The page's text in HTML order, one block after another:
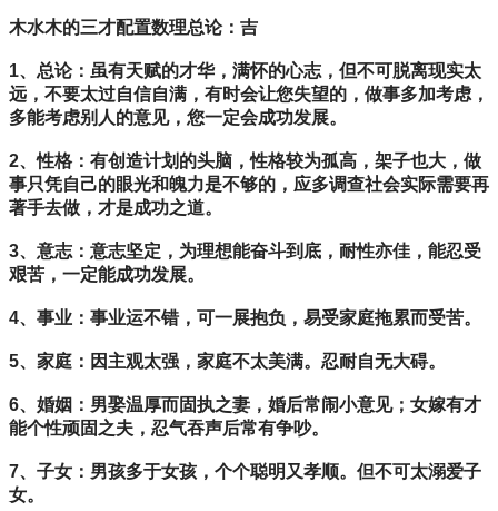
木水木的三才配置数理总论：吉
1、总论：虽有天赋的才华，满怀的心志，但不可脱离现实太
远，不要太过自信自满，有时会让您失望的，做事多加考虑，
多能考虑别人的意见，您一定会成功发展。
2、性格：有创造计划的头脑，性格较为孤高，架子也大，做
事只凭自己的眼光和魄力是不够的，应多调查社会实际需要再
著手去做，才是成功之道。
3、意志：意志坚定，为理想能奋斗到底，耐性亦佳，能忍受
艰苦，一定能成功发展。
4、事业：事业运不错，可一展抱负，易受家庭拖累而受苦。
5、家庭：因主观太强，家庭不太美满。忍耐自无大碍。
6、婚姻：男娶温厚而固执之妻，婚后常闹小意见；女嫁有才
能个性顽固之夫，忍气吞声后常有争吵。
7、子女：男孩多于女孩，个个聪明又孝顺。但不可太溺爱子
女。